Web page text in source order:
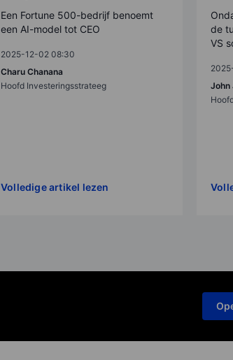
Een Fortune 500-bedrijf benoemt
een AI-model tot CEO
2025-12-02 08:30
Charu Chanana
Hoofd Investeringsstrateeg
Volledige artikel lezen
de
VS
John